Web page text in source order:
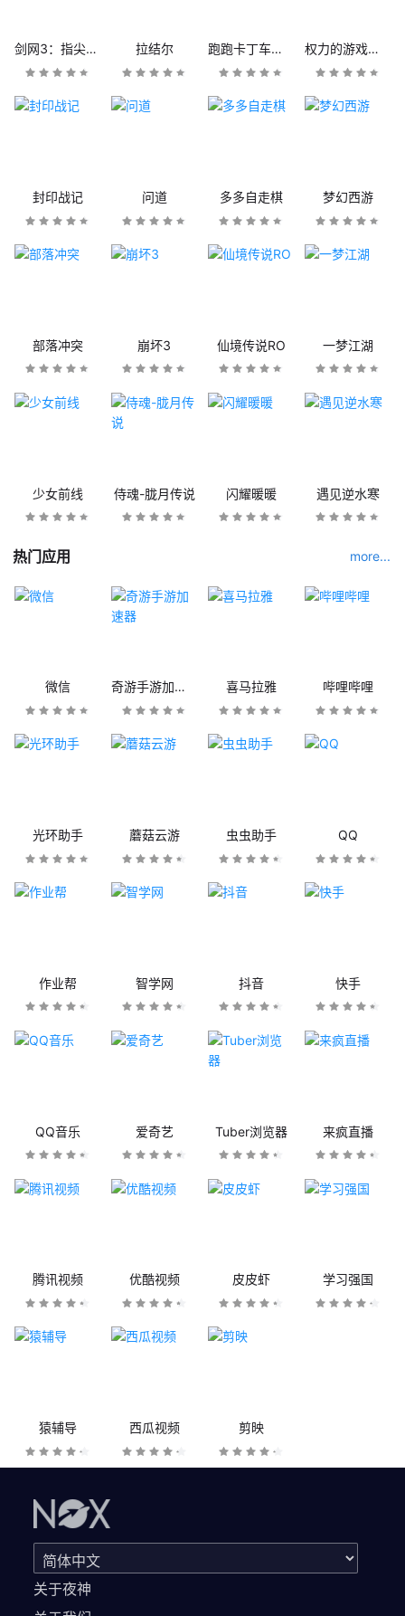
剑网3：指尖江湖 拉结尔 跑跑卡丁车官方竞速版 权力的游戏：凛冬将至
封印战记 问道 多多自走棋 梦幻西游
部落冲突 崩坏3 仙境传说RO 一梦江湖
少女前线 侍魂-胧月传说 闪耀暖暖 遇见逆水寒
热门应用 more...
微信 奇游手游加速器 喜马拉雅 哔哩哔哩
光环助手 蘑菇云游 虫虫助手 QQ
作业帮 智学网 抖音 快手
QQ音乐 爱奇艺 Tuber浏览器 来疯直播
腾讯视频 优酷视频 皮皮虾 学习强国
猿辅导 西瓜视频 剪映
关于夜神